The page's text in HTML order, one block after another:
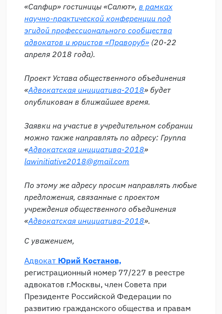
«Сапфир» гостиницы «Салют», в рамках
научно-практической конференции под
эгидой профессионального сообщества
адвокатов и юристов «Праворуб» (20-22
апреля 2018 года).
Проект Устава общественного объединения
«Адвокатская инициатива-2018» будет
опубликован в ближайшее время.
Заявки на участие в учредительном собрании
можно также направлять по адресу: Группа
«Адвокатская инициатива-2018»
lawinitiative2018@gmail.com
По этому же адресу просим направлять любые
предложения, связанные с проектом
учреждения общественного объединения
«Адвокатская инициатива-2018».
С уважением,
Адвокат Юрий Костанов,
регистрационный номер 77/227 в реестре
адвокатов г.Москвы, член Совета при
Президенте Российской Федерации по
развитию гражданского общества и правам